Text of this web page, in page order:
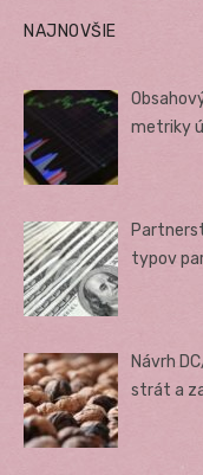
NAJNOVŠIE
metriky
typov
Návrh
strát a